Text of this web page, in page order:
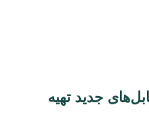
15 باید کابل‌های جدید تهیه